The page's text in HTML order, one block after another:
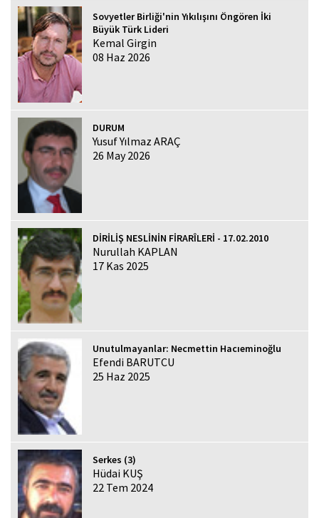
Sovyetler Birliği'nin Yıkılışını Öngören İki
Büyük Türk Lideri
Kemal Girgin
08 Haz 2026
DURUM
Yusuf Yılmaz ARAÇ
26 May 2026
DİRİLİŞ NESLİNİN FİRARÎLERİ - 17.02.2010
Nurullah KAPLAN
17 Kas 2025
Unutulmayanlar: Necmettin Hacıeminoğlu
Efendi BARUTCU
25 Haz 2025
Serkes (3)
Hüdai KUŞ
22 Tem 2024